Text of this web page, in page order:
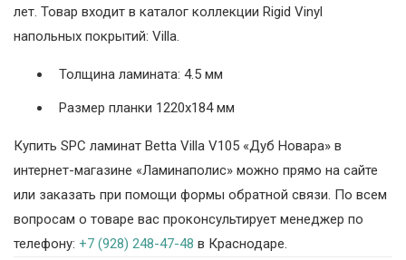
лет. Товар входит в каталог коллекции Rigid Vinyl
напольных покрытий: Villa.
Толщина ламината: 4.5 мм
Размер планки 1220х184 мм
Купить SPC ламинат Betta Villa V105 «Дуб Новара» в
интернет-магазине «Ламинаполис» можно прямо на сайте
или заказать при помощи формы обратной связи. По всем
вопросам о товаре вас проконсультирует менеджер по
телефону: +7 (928) 248-47-48 в Краснодаре.